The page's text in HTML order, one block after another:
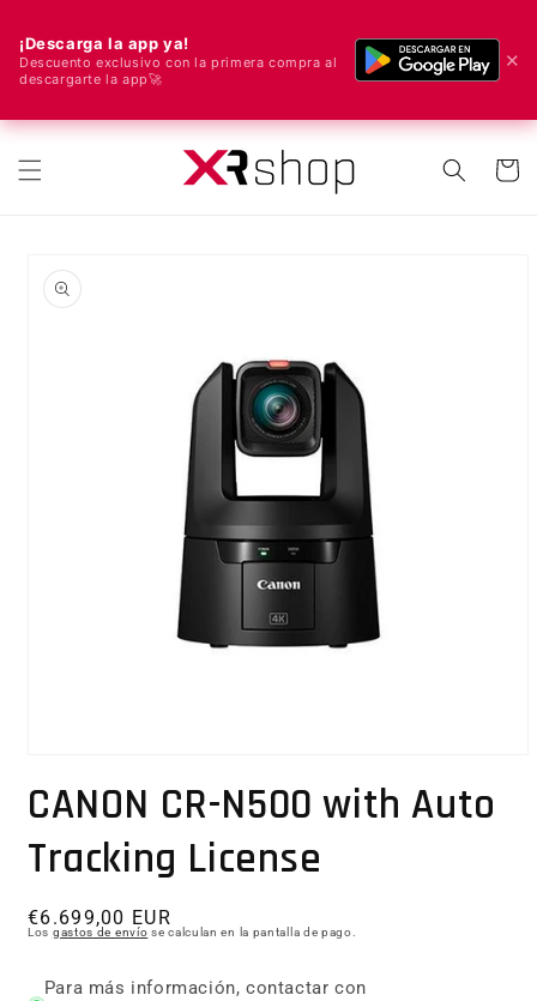
¡Descarga la app ya!
Descuento exclusivo con la primera compra al
descargarte la app🚀
✕
🌍 ¡Enviamos a todo el mundo! 🚀📦
Carrito
a la información del producto
CANON CR-N500 with Auto
Tracking License
Precio habitual
€6.699,00 EUR
Los gastos de envío se calculan en la pantalla de pago.
Para más información, contactar con